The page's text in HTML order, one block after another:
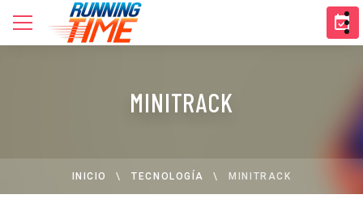
MINITRACK
INICIO TECNOLOGÍA MINITRACK